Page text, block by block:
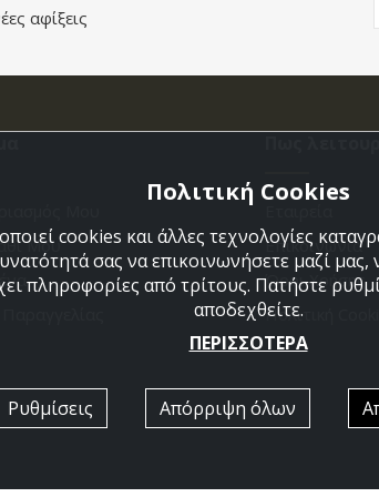
αφίξεις
Μου
Επικοινωνια
Όροι Χρήσης
Πολιτική
Πολιτική Cookies
cookies και άλλες τεχνολογίες
σας να επικοινωνήσετε μαζί μας,
πληροφορίες από τρίτους. Πατήστε
αποδεχθείτε.
ΠΕΡΙΣΣΟΤΕΡΑ
Ρυθμίσεις Απόρριψη όλων